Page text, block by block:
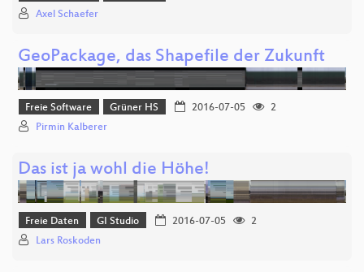
Axel Schaefer
GeoPackage, das Shapefile der Zukunft
Freie Software Grüner HS 2016-07-05
2
Pirmin Kalberer
Das ist ja wohl die Höhe!
Freie Daten GI Studio 2016-07-05
2
Lars Roskoden